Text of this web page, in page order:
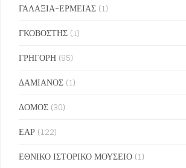
ΓΑΛΑΞΙΑ-ΕΡΜΕΙΑΣ (1)
ΓΚΟΒΟΣΤΗΣ (1)
ΓΡΗΓΟΡΗ (95)
ΔΑΜΙΑΝΟΣ (1)
ΔΟΜΟΣ (30)
ΕΑΡ (122)
ΕΘΝΙΚΟ ΙΣΤΟΡΙΚΟ ΜΟΥΣΕΙΟ (1)